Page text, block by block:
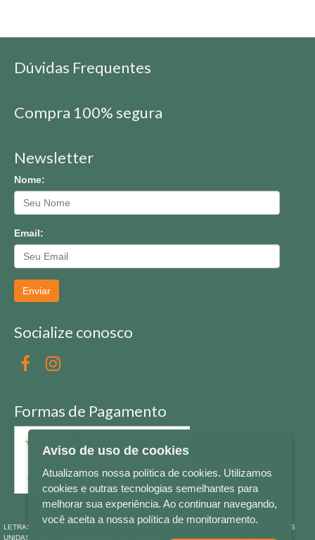
Dúvidas Frequentes
Compra 100% segura
Newsletter
Nome:
Email:
Enviar
Socialize conosco
Formas de Pagamento
LETRAS & CIA - CNPJ n° 88.587.548/0001-20 - Térreo Bourbon Shopping - AV. NAÇÕES
UNIDAS , 2001 - Lojas 1064/1065 - RIO BRANCO - - NOVO HAMBURGO - RS
Aviso de uso de cookies
Atualizamos nossa política de cookies. Utilizamos
cookies e outras tecnologias semelhantes para
melhorar sua experiência. Ao continuar navegando,
você aceita a nossa política de monitoramento.